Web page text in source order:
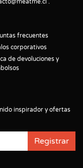
frecuentes
corporativos
de devoluciones y
inspirador y ofertas
Registrar